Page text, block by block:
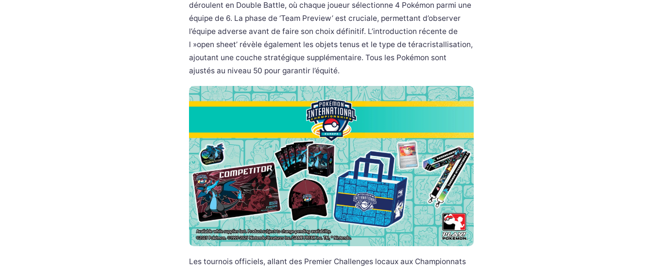
déroulent en Double Battle, où chaque joueur sélectionne 4 Pokémon parmi une
équipe de 6. La phase de ‘Team Preview’ est cruciale, permettant d’observer
l’équipe adverse avant de faire son choix définitif. L’introduction récente de
l »open sheet’ révèle également les objets tenus et le type de téracristallisation,
ajoutant une couche stratégique supplémentaire. Tous les Pokémon sont
ajustés au niveau 50 pour garantir l’équité.
Les tournois officiels, allant des Premier Challenges locaux aux Championnats